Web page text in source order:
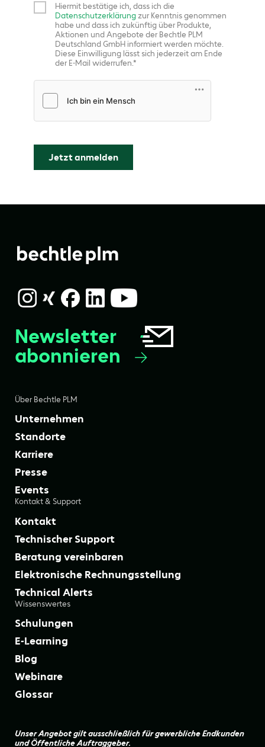
Hiermit bestätige ich, dass ich die
Datenschutzerklärungzur Kenntnis genommen
habe und dass ich zukünftig über Produkte,
Aktionen und Angebote der Bechtle PLM
Deutschland GmbH informiert werden möchte.
Diese Einwilligung lässt sich jederzeit am Ende
der E-Mail widerrufen.
Jetzt anmelden
Über Bechtle PLM
Unternehmen
Standorte
Karriere
Presse
Events
Kontakt & Support
Kontakt
Technischer Support
Beratung vereinbaren
Elektronische Rechnungsstellung
Technical Alerts
Wissenswertes
Schulungen
E-Learning
Blog
Webinare
Glossar
Newsletter
abonnieren
Unser Angebot gilt ausschließlich für gewerbliche Endkunden
und Öffentliche Auftraggeber.